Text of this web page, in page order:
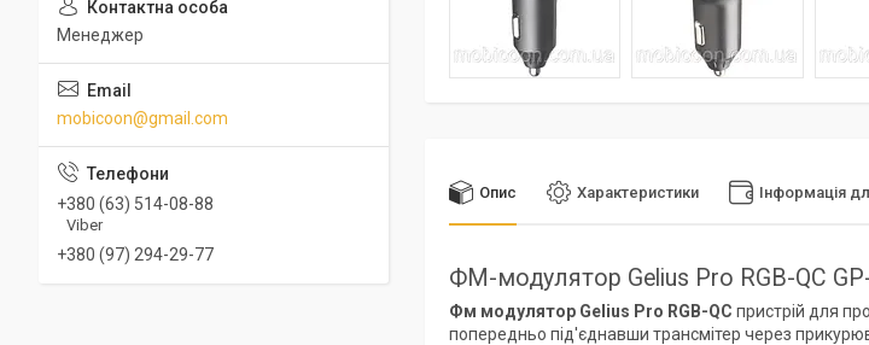
Опис Характеристики Інформація
ФМ-модулятор Gelius Pro RGB-QC
Фм модулятор Gelius Pro RGB-QC пристрій для
попередньо під'єднавши трансмітер через
Менеджер
mobicoon@gmail.com
+380 (63) 514-08-88
Viber
+380 (97) 294-29-77